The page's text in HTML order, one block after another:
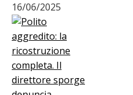
16/06/2025